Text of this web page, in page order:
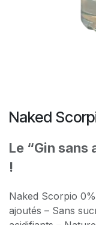
Naked
Le “Gin sans
!
Naked Scorpio
ajoutés – Sans